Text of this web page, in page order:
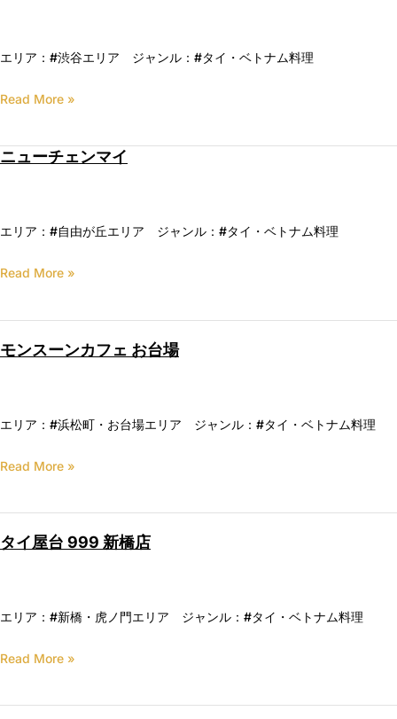
エリア：#渋谷エリア ジャンル：#タイ・ベトナム料理
Read More »
ニューチェンマイ
エリア：#自由が丘エリア ジャンル：#タイ・ベトナム料理
Read More »
モンスーンカフェ お台場
エリア：#浜松町・お台場エリア ジャンル：#タイ・ベトナム料理
Read More »
タイ屋台 999 新橋店
エリア：#新橋・虎ノ門エリア ジャンル：#タイ・ベトナム料理
Read More »